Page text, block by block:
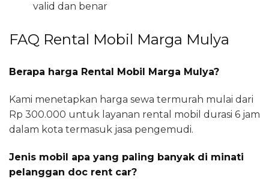
valid dan benar
FAQ Rental Mobil Marga Mulya
Berapa harga Rental Mobil Marga Mulya?
Kami menetapkan harga sewa termurah mulai dari
Rp 300.000 untuk layanan rental mobil durasi 6 jam
dalam kota termasuk jasa pengemudi.
Jenis mobil apa yang paling banyak di minati
pelanggan doc rent car?